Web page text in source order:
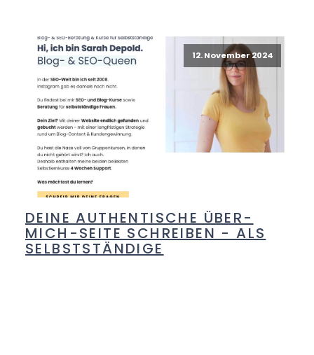
12. November 2024
DEINE AUTHENTISCHE ÜBER-
MICH-SEITE SCHREIBEN - ALS
SELBSTSTÄNDIGE